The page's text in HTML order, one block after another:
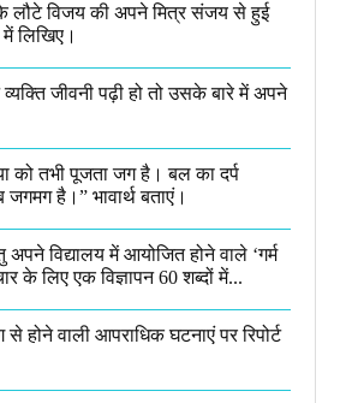
लौटे विजय की अपने मित्र संजय से हुई
लिखिए।
जीवनी पढ़ी हो तो उसके बारे में अपने
को तभी पूजता जग है। बल का दर्प
है।”​ भावार्थ बताएं।
अपने विद्यालय में आयोजित होने वाले ‘गर्म
के लिए एक विज्ञापन 60 शब्दों में...
होने वाली आपराधिक घटनाएं पर रिपोर्ट